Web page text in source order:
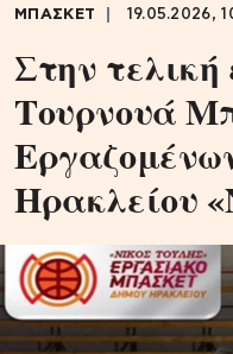
ΜΠΑΣΚΕΤ 19.05.2026,
Στην τελική
Τουρνουά
Ηρακλείου